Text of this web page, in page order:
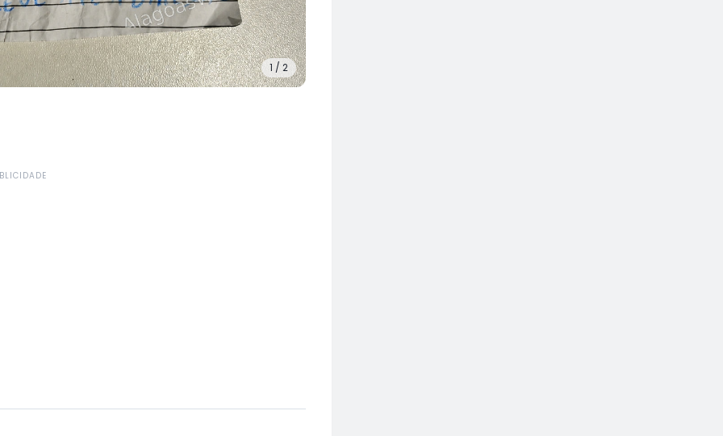
1 / 2